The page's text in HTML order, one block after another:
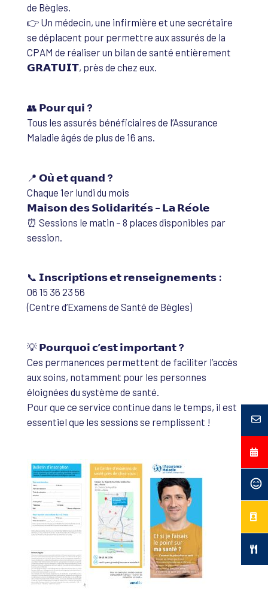
de Bègles.
👉 Un médecin, une infirmière et une secrétaire
se déplacent pour permettre aux assurés de la
CPAM de réaliser un bilan de santé entièrement
𝗚𝗥𝗔𝗧𝗨𝗜𝗧, près de chez eux.
👥 𝗣𝗼𝘂𝗿 𝗾𝘂𝗶 ?
Tous les assurés bénéficiaires de l’Assurance
Maladie âgés de plus de 16 ans.
📍 𝗢𝘂̀ 𝗲𝘁 𝗾𝘂𝗮𝗻𝗱 ?
Chaque 1er lundi du mois
𝗠𝗮𝗶𝘀𝗼𝗻 𝗱𝗲𝘀 𝗦𝗼𝗹𝗶𝗱𝗮𝗿𝗶𝘁𝗲́𝘀 – 𝗟𝗮 𝗥𝗲́𝗼𝗹𝗲
⏰ Sessions le matin – 8 places disponibles par
session.
📞 𝗜𝗻𝘀𝗰𝗿𝗶𝗽𝘁𝗶𝗼𝗻𝘀 𝗲𝘁 𝗿𝗲𝗻𝘀𝗲𝗶𝗴𝗻𝗲𝗺𝗲𝗻𝘁𝘀 :
06 15 36 23 56
(Centre d’Examens de Santé de Bègles)
💡 𝗣𝗼𝘂𝗿𝗾𝘂𝗼𝗶 𝗰’𝗲𝘀𝘁 𝗶𝗺𝗽𝗼𝗿𝘁𝗮𝗻𝘁 ?
Ces permanences permettent de faciliter l’accès
aux soins, notamment pour les personnes
éloignées du système de santé.
Pour que ce service continue dans le temps, il est
essentiel que les sessions se remplissent !